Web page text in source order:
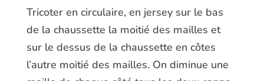
Tricoter en circulaire, en jersey sur le bas
de la chaussette la moitié des mailles et
sur le dessus de la chaussette en côtes
l’autre moitié des mailles. On diminue une